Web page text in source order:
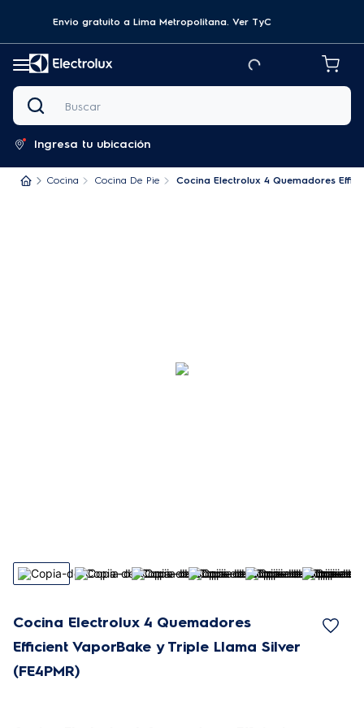
Envio gratuito a Lima Metropolitana. Ver TyC
Buscar
Ingresa tu ubicación
Cocina Cocina De Pie Cocina Electrolux 4 Quemadores
Cocina Electrolux 4 Quemadores
Efficient VaporBake y Triple Llama Silver
(FE4PMR)